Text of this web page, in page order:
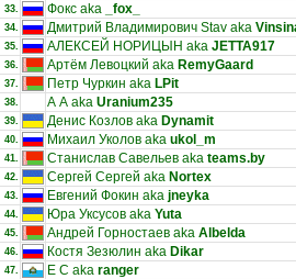
33. Фокс aka _fox_
34. Дмитрий Владимирович Stav aka
35. АЛЕКСЕЙ НОРИЦЫН aka JETTA917
36. Артём Левоцкий aka RemyGaard
37. Петр Чуркин aka LPit
38. А А aka Uranium235
39. Денис Козлов aka Dynamit
40. Михаил Уколов aka ukol_m
41. Станислав Савельев aka teams.by
42. Сергей Сергей aka Nortex
43. Евгений Фокин aka jneyka
44. Юра Уксусов aka Yuta
45. Андрей Горностаев aka Albelda
46. Костя Зезюлин aka Dikar
47. E C aka ranger